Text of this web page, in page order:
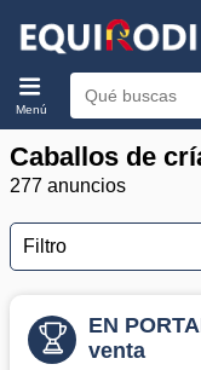
Menú
Caballos de
277 anuncios
Filtro
EN
venta